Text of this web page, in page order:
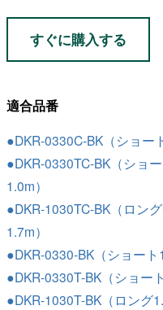
すぐに購入する
適合品番
●DKR-0330C-BK（ショー
●DKR-0330TC-BK（ショ
1.0m）
●DKR-1030TC-BK（ロン
1.7m）
●DKR-0330-BK（ショート
●DKR-0330T-BK（ショー
●DKR-1030T-BK（ロング